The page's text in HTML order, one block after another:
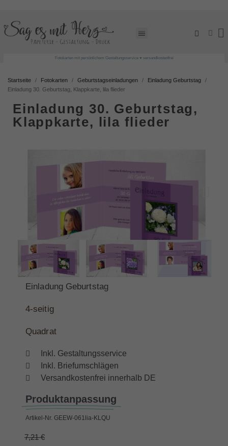
Fotokarten mit persönlichem Gestaltungsservice ♥ versandkostenfrei
Startseite Fotokarten Geburtstagseinladungen
Einladung Geburtstag
Einladung 30. Geburtstag, Klappkarte, lila flieder
Einladung 30. Geburtstag,
Klappkarte, lila flieder
Einladung Geburtstag
4-seitig
Quadrat
Inkl. Gestaltungsservice
Inkl. Briefumschlägen
Versandkostenfrei innerhalb DE
Produktanpassung
Artikel-Nr. GEEW-061lia-KLQU
7,21 €